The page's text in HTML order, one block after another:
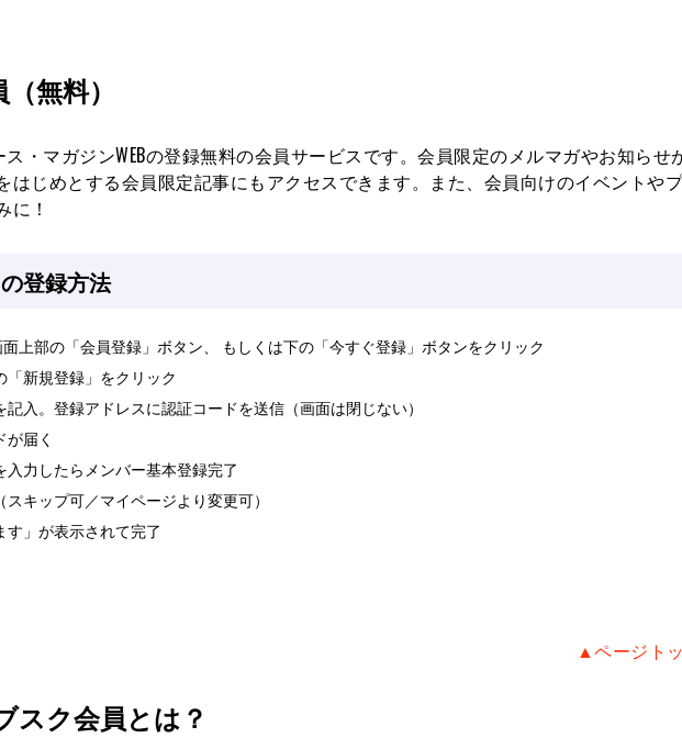
無料）
ス・マガジンWEBの登録無料の会員サービスです。会員限定のメルマガやお知らせ
はじめとする会員限定記事にもアクセスできます。また、会員向けのイベントや
に！
の登録方法
面上部の「会員登録」ボタン、 もしくは下の「今すぐ登録」ボタンをクリック
新規登録」をクリック
入。登録アドレスに認証コードを送信（画面は閉じない）
届く
力したらメンバー基本登録完了
キップ可／マイページより変更可）
す」が表示されて完了
▲ページト
スク会員とは？